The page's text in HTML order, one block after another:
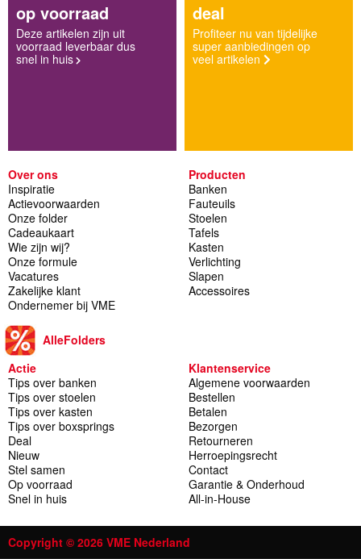
op voorraad
Deze artikelen zijn uit
voorraad leverbaar dus
snel in huis
deal
Profiteer nu van tijdelijke
super aanbiedingen op
veel artikelen
Over ons
Inspiratie
Actievoorwaarden
Onze folder
Cadeaukaart
Wie zijn wij?
Onze formule
Vacatures
Zakelijke klant
Ondernemer bij VME
AlleFolders
Producten
Banken
Fauteuils
Stoelen
Tafels
Kasten
Verlichting
Slapen
Accessoires
Actie
Tips over banken
Tips over stoelen
Tips over kasten
Tips over boxsprings
Deal
Nieuw
Stel samen
Op voorraad
Snel in huis
Klantenservice
Algemene voorwaarden
Bestellen
Betalen
Bezorgen
Retourneren
Herroepingsrecht
Contact
Garantie & Onderhoud
All-in-House
Copyright © 2026 VME Nederland